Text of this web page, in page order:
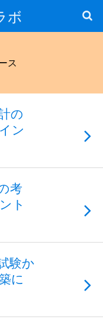
ボ
ス
の
ン
考
ト
験か
に